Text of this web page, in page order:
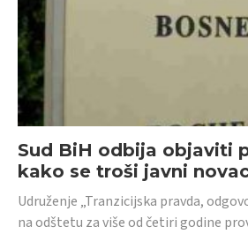
Sud BiH odbija objaviti
kako se troši javni
Udruženje „Tranzicijska pravda,
na odštetu za više od četiri godine